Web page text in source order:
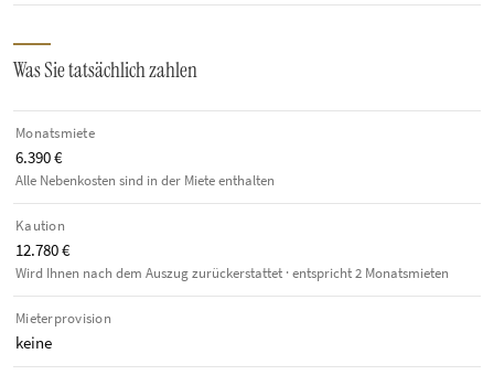
Was Sie tatsächlich zahlen
Monatsmiete
6.390 €
Alle Nebenkosten sind in der Miete enthalten
Kaution
12.780 €
Wird Ihnen nach dem Auszug zurückerstattet · entspricht 2 Monatsmieten
Mieterprovision
keine